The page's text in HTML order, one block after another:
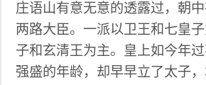
庄语山有意无意的透露过，朝
两路大臣。一派以卫王和七皇
子和玄清王为主。皇上如今年
强盛的年龄，却早早立了太子